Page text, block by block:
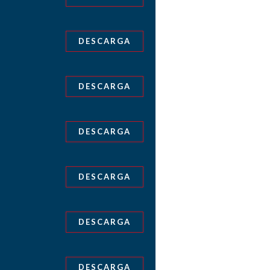
DESCARGA
DESCARGA
DESCARGA
DESCARGA
DESCARGA
DESCARGA